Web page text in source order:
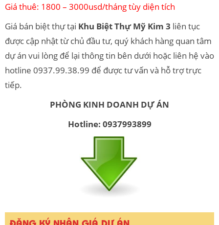
Giá thuê: 1800 – 3000usd/tháng tùy diện tích
Giá bán biệt thự tại Khu Biệt Thự Mỹ Kim 3 liên tục
được cập nhật từ chủ đầu tư, quý khách hàng quan tâm
dự án vui lòng để lại thông tin bên dưới hoặc liên hệ vào
hotline 0937.99.38.99 để được tư vấn và hỗ trợ trực
tiếp.
PHÒNG KINH DOANH DỰ ÁN
Hotline: 0937993899